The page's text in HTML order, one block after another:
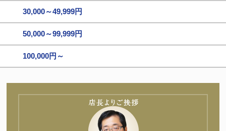
30,000～49,999円
50,000～99,999円
100,000円～